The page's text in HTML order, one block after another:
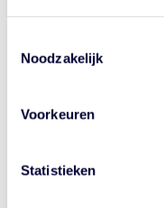
Noodzakelijk
Voorkeuren
Statistieken